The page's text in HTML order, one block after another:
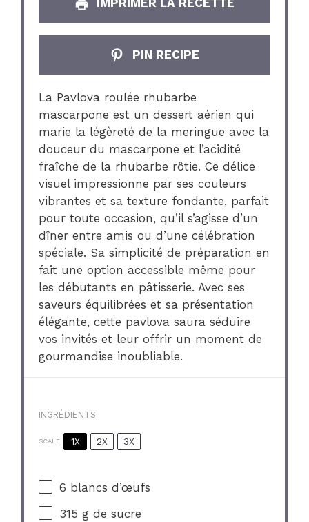
IMPRIMER LA RECETTE
PIN RECIPE
La Pavlova roulée rhubarbe
mascarpone est un dessert aérien qui
marie la légèreté de la meringue avec la
douceur du mascarpone et l’acidité
fraîche de la rhubarbe rôtie. Ce délice
visuel impressionne par ses couleurs
vibrantes et sa texture fondante, parfait
pour toute occasion, qu’il s’agisse d’un
dîner entre amis ou d’une célébration
spéciale. Sa simplicité de préparation en
fait une option accessible même pour
les débutants en pâtisserie. Avec ses
saveurs équilibrées et sa présentation
élégante, cette pavlova saura séduire
vos invités et leur offrir un moment de
gourmandise inoubliable.
INGRÉDIENTS
SCALE 1X 2X 3X
6 blancs d’œufs
315 g de sucre